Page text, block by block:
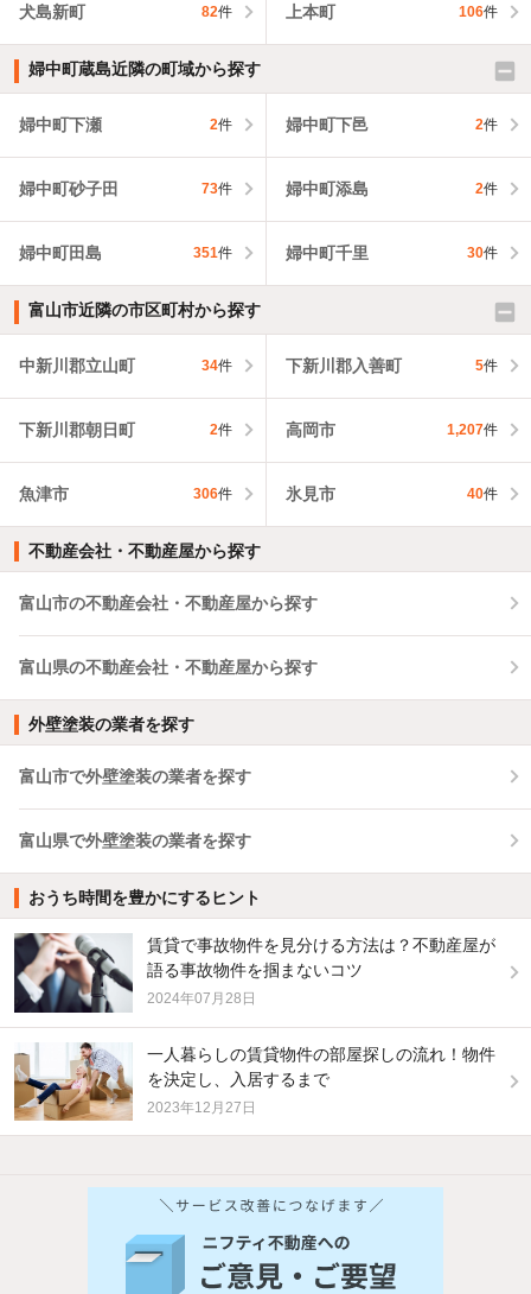
犬島新町 82件 上本町 106件
婦中町蔵島近隣の町域から探す
婦中町下瀬 2件 婦中町下邑 2件
婦中町砂子田 73件 婦中町添島 2件
婦中町田島 351件 婦中町千里 30件
富山市近隣の市区町村から探す
中新川郡立山町 34件 下新川郡入善町 5件
下新川郡朝日町 2件 高岡市 1,207件
魚津市 306件 氷見市 40件
不動産会社・不動産屋から探す
富山市の不動産会社・不動産屋から探す
富山県の不動産会社・不動産屋から探す
外壁塗装の業者を探す
富山市で外壁塗装の業者を探す
富山県で外壁塗装の業者を探す
おうち時間を豊かにするヒント
賃貸で事故物件を見分ける方法は？不動産屋が
語る事故物件を掴まないコツ
2024年07月28日
一人暮らしの賃貸物件の部屋探しの流れ！物件
を決定し、入居するまで
2023年12月27日
バス・トイレ別 2階以上